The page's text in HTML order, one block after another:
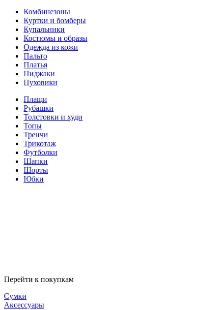
Комбинезоны
Куртки и бомберы
Купальники
Костюмы и образы
Одежда из кожи
Пальто
Платья
Пиджаки
Пуховики
Плащи
Рубашки
Толстовки и худи
Топы
Тренчи
Трикотаж
Футболки
Шапки
Шорты
Юбки
Перейти к покупкам
Сумки
Аксессуары